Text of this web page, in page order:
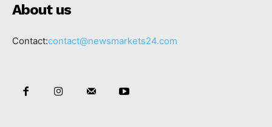
About us
Contact:contact@newsmarkets24.com